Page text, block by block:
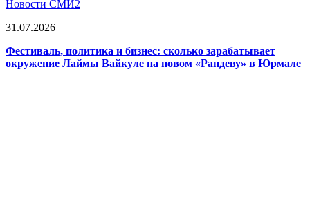
Новости СМИ2
31.07.2026
Фестиваль, политика и бизнес: сколько зарабатывает
окружение Лаймы Вайкуле на новом «Рандеву» в Юрмале